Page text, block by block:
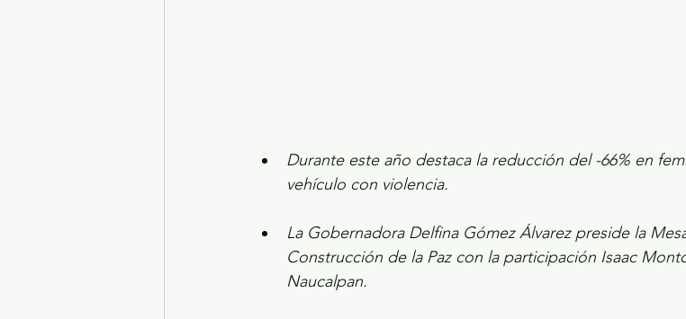
Durante este año destaca la reducción del -66% en
vehículo con violencia.
La Gobernadora Delfina Gómez Álvarez preside la
Construcción de la Paz con la participación Isaac
Naucalpan.